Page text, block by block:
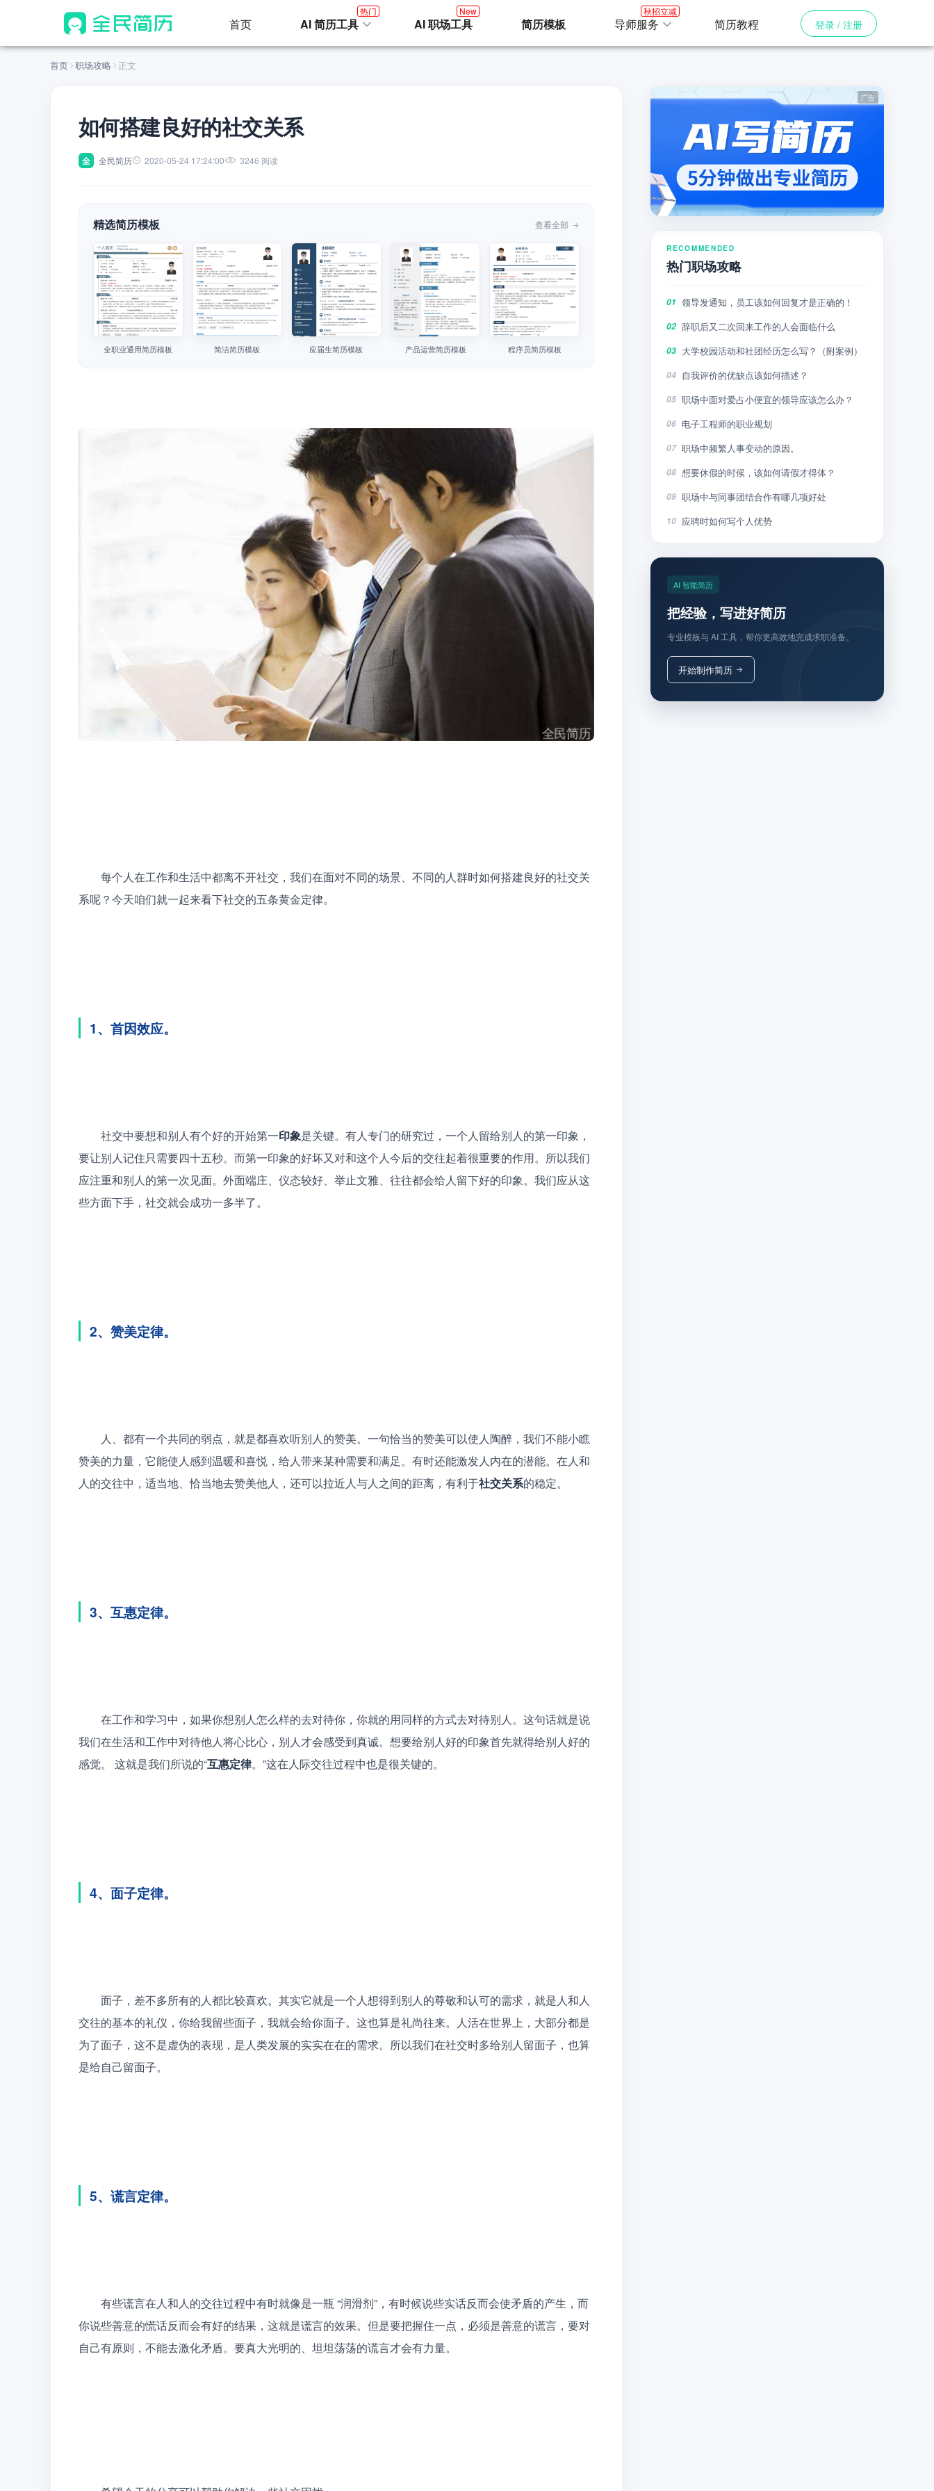
首页 AI 简历工具
热门
AI 职场工具
New
简历模板 导师服务
秋招立减
简历教程 登录 / 注册
首页 职场攻略 正文
如何搭建良好的社交关系
全 全民简历 2020-05-24 17:24:00 3246 阅读
精选简历模板 查看全部
全职业通用简历模板 简洁简历模板 应届生简历模板 产品运营简历模板 程序员简历模板
每个人在工作和生活中都离不开社交，我们在面对不同的场景、不同的人群时如何搭建良好的社交关
系呢？今天咱们就一起来看下社交的五条黄金定律。
1、首因效应。
社交中要想和别人有个好的开始第一印象是关键。有人专门的研究过，一个人留给别人的第一印象，
要让别人记住只需要四十五秒。而第一印象的好坏又对和这个人今后的交往起着很重要的作用。所以我们
应注重和别人的第一次见面。外面端庄、仪态较好、举止文雅、往往都会给人留下好的印象。我们应从这
些方面下手，社交就会成功一多半了。
2、赞美定律。
人、都有一个共同的弱点，就是都喜欢听别人的赞美。一句恰当的赞美可以使人陶醉，我们不能小瞧
赞美的力量，它能使人感到温暖和喜悦，给人带来某种需要和满足。有时还能激发人内在的潜能。在人和
人的交往中，适当地、恰当地去赞美他人，还可以拉近人与人之间的距离，有利于社交关系的稳定。
3、互惠定律。
在工作和学习中，如果你想别人怎么样的去对待你，你就的用同样的方式去对待别人。这句话就是说
我们在生活和工作中对待他人将心比心，别人才会感受到真诚。想要给别人好的印象首先就得给别人好的
感觉。 这就是我们所说的“互惠定律。”这在人际交往过程中也是很关键的。
4、面子定律。
面子，差不多所有的人都比较喜欢。其实它就是一个人想得到别人的尊敬和认可的需求，就是人和人
交往的基本的礼仪，你给我留些面子，我就会给你面子。这也算是礼尚往来。人活在世界上，大部分都是
为了面子，这不是虚伪的表现，是人类发展的实实在在的需求。所以我们在社交时多给别人留面子，也算
是给自己留面子。
5、谎言定律。
有些谎言在人和人的交往过程中有时就像是一瓶 “润滑剂”，有时候说些实话反而会使矛盾的产生，而
你说些善意的慌话反而会有好的结果，这就是谎言的效果。但是要把握住一点，必须是善意的谎言，要对
自己有原则，不能去激化矛盾。要真大光明的、坦坦荡荡的谎言才会有力量。
RECOMMENDED
热门职场攻略
01 领导发通知，员工该如何回复才是正确的！
02 辞职后又二次回来工作的人会面临什么
03 大学校园活动和社团经历怎么写？（附案例）
04 自我评价的优缺点该如何描述？
05 职场中面对爱占小便宜的领导应该怎么办？
06 电子工程师的职业规划
07 职场中频繁人事变动的原因。
08 想要休假的时候，该如何请假才得体？
09 职场中与同事团结合作有哪几项好处
10 应聘时如何写个人优势
AI 智能简历
把经验，写进好简历
专业模板与 AI 工具，帮你更高效地完成求职准备。
开始制作简历